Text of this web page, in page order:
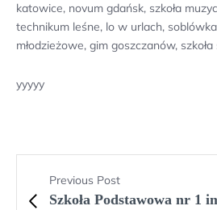
katowice, novum gdańsk, szkoła
technikum leśne, lo w urlach,
młodzieżowe, gim goszczanów,
yyyyy
Previous Post
Szkoła Podstawowa nr 1